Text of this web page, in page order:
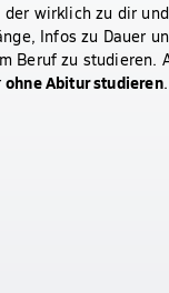
der wirklich zu dir und
Infos zu Dauer
Beruf zu studieren.
ohne Abitur studieren.